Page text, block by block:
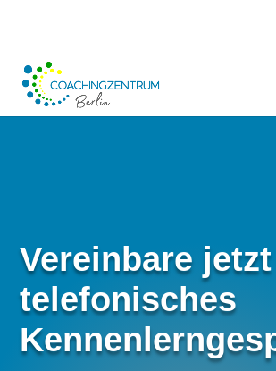
Vereinbare
telefonisches